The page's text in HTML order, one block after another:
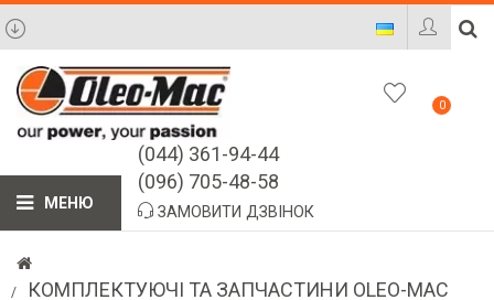
0
(044) 361-94-44
(096) 705-48-58
ЗАМОВИТИ ДЗВІНОК
МЕНЮ
КОМПЛЕКТУЮЧІ ТА ЗАПЧАСТИНИ OLEO-MAC